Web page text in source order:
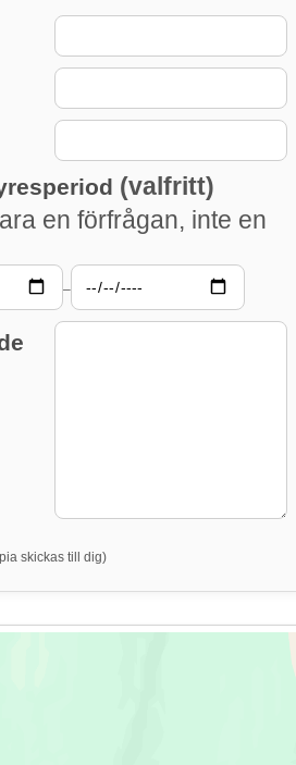
(valfritt)
en förfrågan, inte en
–
skickas till dig)